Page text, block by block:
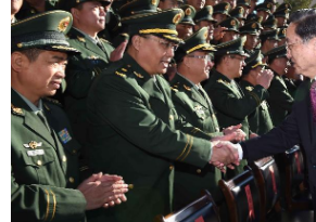
中日対訳